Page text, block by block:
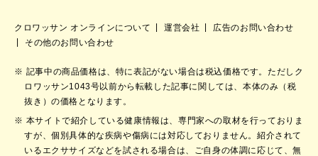
クロワッサン オンラインについて 運営会社
広告のお問い合わせ
その他のお問い合わせ
記事中の商品価格は、特に表記がない場合は税込価格です。ただしク
ロワッサン1043号以前から転載した記事に関しては、本体のみ（税
抜き）の価格となります。
本サイトで紹介している健康情報は、専門家への取材を行っておりま
すが、個別具体的な疾病や傷病には対応しておりません。紹介されて
いるエクササイズなどを試される場合は、ご自身の体調に応じて、無